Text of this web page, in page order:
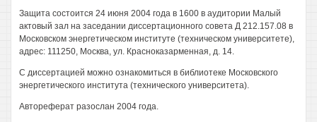
Защита состоится 24 июня 2004 года в 1600 в аудитории Малый
актовый зал на заседании диссертационного совета Д 212.157.08 в
Московском энергетическом институте (техническом университете),
адрес: 111250, Москва, ул. Красноказарменная, д. 14.
С диссертацией можно ознакомиться в библиотеке Московского
энергетического института (технического университета).
Автореферат разослан 2004 года.